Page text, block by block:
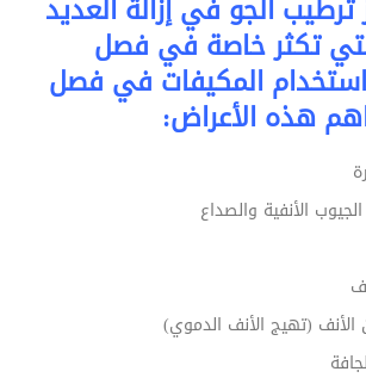
الجو في إزالة العديد
تكثر خاصة في فصل
استخدام المكيفات في فصل
هذه الأعراض‏:
(تهيج الأنف الدموي)‏